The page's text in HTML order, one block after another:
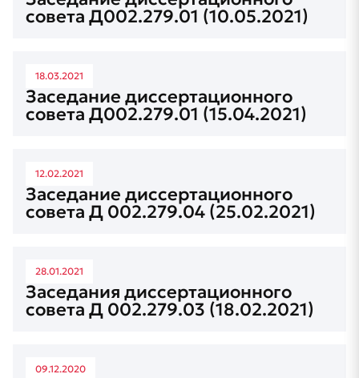
совета Д002.279.01 (10.05.2021)
18.03.2021
Заседание диссертационного
совета Д002.279.01 (15.04.2021)
12.02.2021
Заседание диссертационного
совета Д 002.279.04 (25.02.2021)
28.01.2021
Заседания диссертационного
совета Д 002.279.03 (18.02.2021)
09.12.2020